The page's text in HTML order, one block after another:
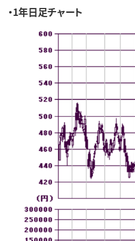
・1年日足チャート